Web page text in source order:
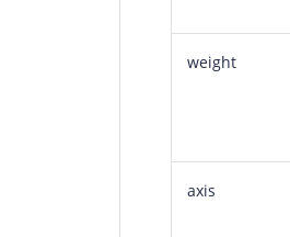
weight
axis